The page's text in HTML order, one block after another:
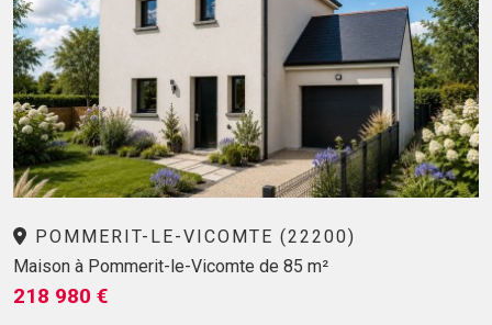
POMMERIT-LE-VICOMTE (22200)
Maison à Pommerit-le-Vicomte de 85 m²
218 980 €